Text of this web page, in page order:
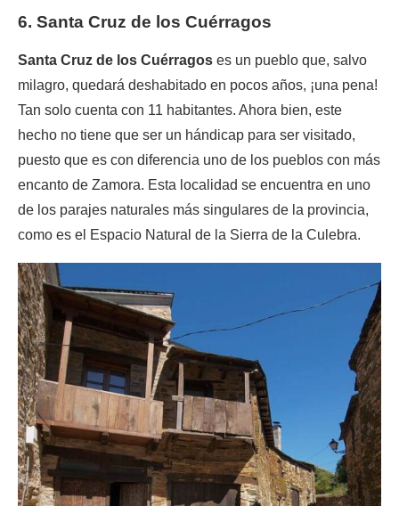
6. Santa Cruz de los Cuérragos
Santa Cruz de los Cuérragos es un pueblo que, salvo
milagro, quedará deshabitado en pocos años, ¡una pena!
Tan solo cuenta con 11 habitantes. Ahora bien, este
hecho no tiene que ser un hándicap para ser visitado,
puesto que es con diferencia uno de los pueblos con más
encanto de Zamora. Esta localidad se encuentra en uno
de los parajes naturales más singulares de la provincia,
como es el Espacio Natural de la Sierra de la Culebra.